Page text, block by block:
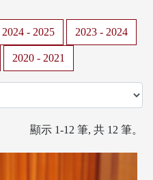
2024 - 2025 2023 - 2024
2020 - 2021
顯示 1-12 筆, 共 12 筆。